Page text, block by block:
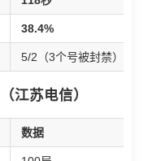
38.4%
5/2（3个号被封禁）
江苏电信）
数据